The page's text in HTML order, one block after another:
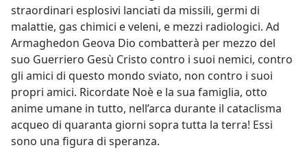
straordinari esplosivi lanciati da missili, germi di
malattie, gas chimici e veleni, e mezzi radiologici. Ad
Armaghedon Geova Dio combatterà per mezzo del
suo Guerriero Gesù Cristo contro i suoi nemici, contro
gli amici di questo mondo sviato, non contro i suoi
propri amici. Ricordate Noè e la sua famiglia, otto
anime umane in tutto, nell’arca durante il cataclisma
acqueo di quaranta giorni sopra tutta la terra! Essi
sono una figura di speranza.